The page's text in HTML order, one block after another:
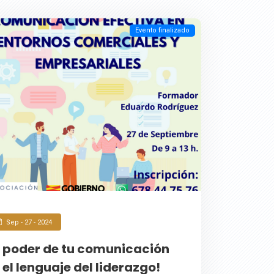
Sep - 27 - 2024
poder de tu comunicación
el lenguaje del liderazgo!
Evento finalizado